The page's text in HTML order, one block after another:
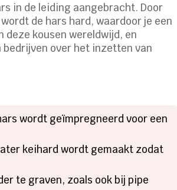
in de leiding aangebracht. Door
de hars hard, waardoor je een
deze kousen wereldwijd, en
over het inzetten van
wordt geïmpregneerd voor een
keihard wordt gemaakt zodat
te graven, zoals ook bij pipe